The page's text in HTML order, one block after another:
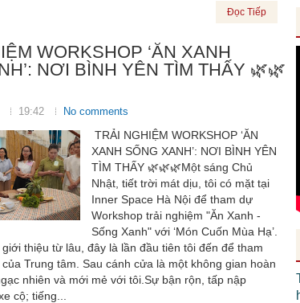
Đọc Tiếp
WORKSHOP ‘ĂN XANH
NƠI BÌNH YÊN TÌM THẤY 🌿🌿
19:42 No comments
TRẢI NGHIỆM WORKSHOP ‘ĂN
XANH SỐNG XANH’: NƠI BÌNH YÊN
TÌM THẤY 🌿🌿🌿Một sáng Chủ
Nhật, tiết trời mát dịu, tôi có mặt tại
Inner Space Hà Nội để tham dự
Workshop trải nghiệm "Ăn Xanh -
Sống Xanh" với ‘Món Cuốn Mùa Hạ’.
thiệu từ lâu, đây là lần đầu tiên tôi đến để tham
Trung tâm. Sau cánh cửa là một không gian hoàn
nhiên và mới mẻ với tôi.Sự bận rộn, tấp nập
cộ; tiếng...